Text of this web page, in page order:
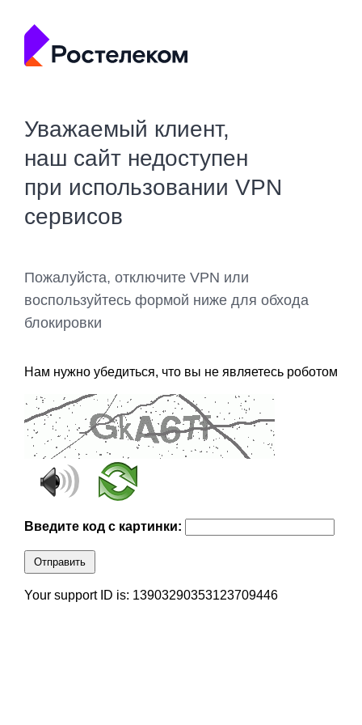
Уважаемый клиент,
наш сайт недоступен
при использовании VPN
сервисов
Пожалуйста, отключите VPN или
воспользуйтесь формой ниже для обхода
блокировки
Нам нужно убедиться, что вы не являетесь роботом
Введите код с картинки:
Отправить
Your support ID is: 13903290353123709446